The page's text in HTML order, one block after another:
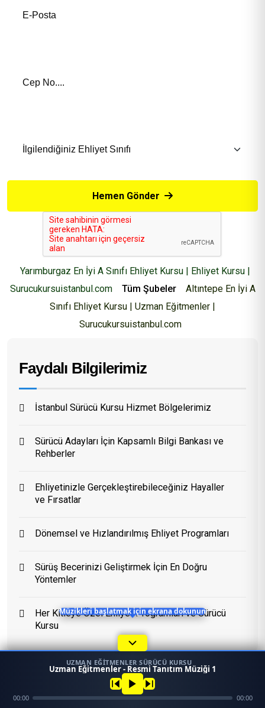
Hemen Gönder
Yarımburgaz En İyi A Sınıfı Ehliyet Kursu | Ehliyet Kursu |
Surucukursuistanbul.com
Tüm Şubeler
Altıntepe En İyi A
Sınıfı Ehliyet Kursu | Uzman Eğitmenler |
Surucukursuistanbul.com
Faydalı Bilgilerimiz
İstanbul Sürücü Kursu Hizmet Bölgelerimiz
Sürücü Adayları İçin Kapsamlı Bilgi Bankası ve
Rehberler
Ehliyetinizle Gerçekleştirebileceğiniz Hayaller
ve Fırsatlar
Dönemsel ve Hızlandırılmış Ehliyet Programları
Sürüş Becerinizi Geliştirmek İçin En Doğru
Yöntemler
Her Kitleye Özel Ehliyet Programları ve Sürücü
Kursu
Eğitim Danışmanı
En Hızlı Sürücü Kursu
Bugün 21:16
Ara
1
Konum Mezun
Müzikleri başlatmak için ekrana dokunun
UZMAN EĞITMENLER SÜRÜCÜ KURSU
Uzman Eğitmenler - Resmi Tanıtım Müziği 1
00:00 00:00